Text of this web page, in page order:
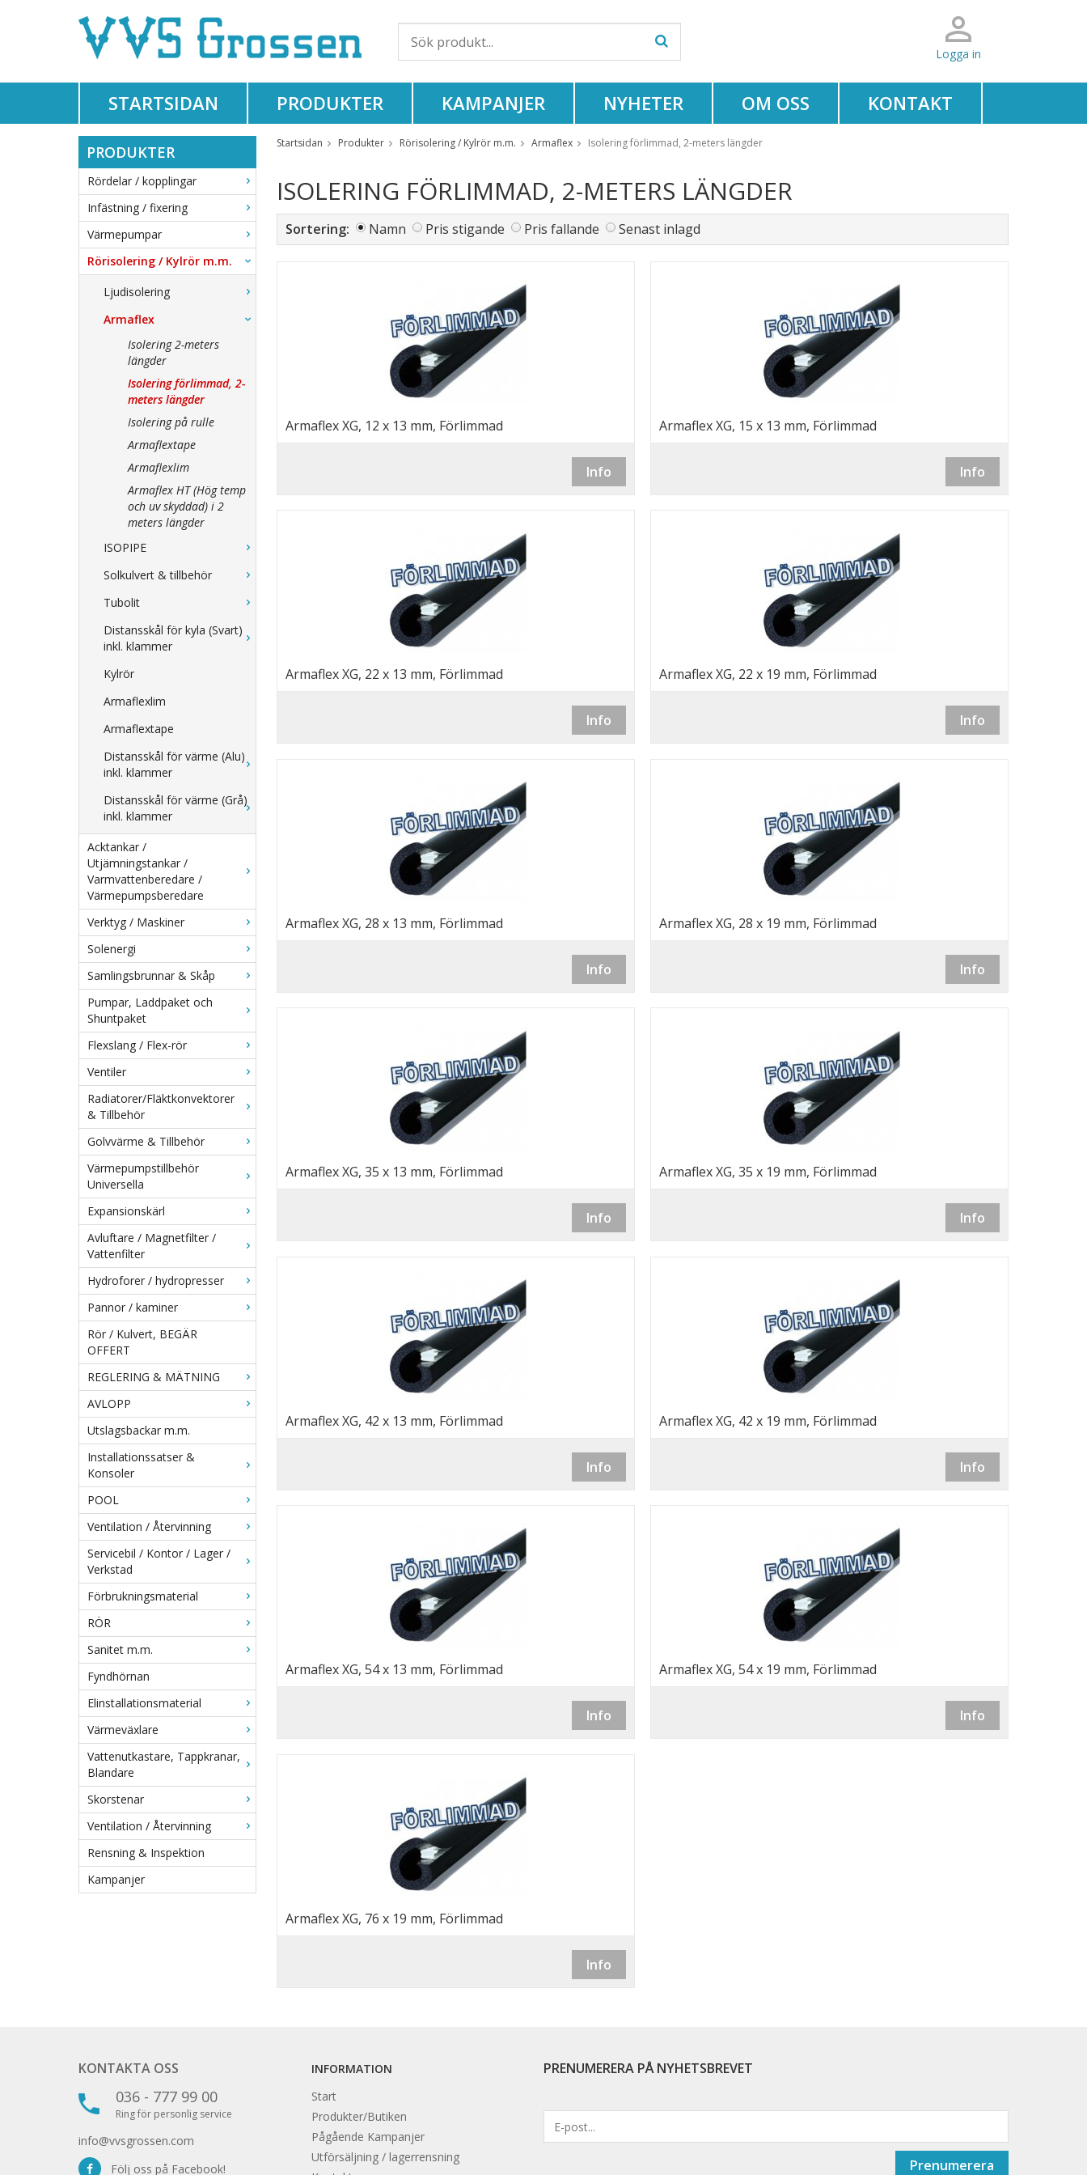
Logga in
STARTSIDAN PRODUKTER KAMPANJER NYHETER OM OSS KONTAKT
PRODUKTER
Rördelar / kopplingar
Infästning / fixering
Värmepumpar
Rörisolering / Kylrör m.m.
Ljudisolering
Armaflex
Isolering 2-meters
längder
Isolering förlimmad, 2-
meters längder
Isolering på rulle
Armaflextape
Armaflexlim
Armaflex HT (Hög temp
och uv skyddad) i 2
meters längder
ISOPIPE
Solkulvert & tillbehör
Tubolit
Distansskål för kyla (Svart)
inkl. klammer
Kylrör
Armaflexlim
Armaflextape
Distansskål för värme (Alu)
inkl. klammer
Distansskål för värme (Grå)
inkl. klammer
Acktankar /
Utjämningstankar /
Varmvattenberedare /
Värmepumpsberedare
Verktyg / Maskiner
Solenergi
Samlingsbrunnar & Skåp
Pumpar, Laddpaket och
Shuntpaket
Flexslang / Flex-rör
Ventiler
Radiatorer/Fläktkonvektorer
& Tillbehör
Golvvärme & Tillbehör
Värmepumpstillbehör
Universella
Expansionskärl
Avluftare / Magnetfilter /
Vattenfilter
Hydroforer / hydropresser
Pannor / kaminer
Rör / Kulvert, BEGÄR
OFFERT
REGLERING & MÄTNING
AVLOPP
Utslagsbackar m.m.
Installationssatser &
Konsoler
POOL
Ventilation / Återvinning
Servicebil / Kontor / Lager /
Verkstad
Förbrukningsmaterial
RÖR
Sanitet m.m.
Fyndhörnan
Elinstallationsmaterial
Värmeväxlare
Vattenutkastare, Tappkranar,
Blandare
Skorstenar
Ventilation / Återvinning
Rensning & Inspektion
Kampanjer
Startsidan Produkter Rörisolering / Kylrör m.m. Armaflex Isolering förlimmad, 2-meters längder
ISOLERING FÖRLIMMAD, 2-METERS LÄNGDER
Sortering: Namn Pris stigande Pris fallande Senast inlagd
Armaflex XG, 12 x 13 mm, Förlimmad
Info
Armaflex XG, 15 x 13 mm, Förlimmad
Info
Armaflex XG, 22 x 13 mm, Förlimmad
Info
Armaflex XG, 22 x 19 mm, Förlimmad
Info
Armaflex XG, 28 x 13 mm, Förlimmad
Info
Armaflex XG, 28 x 19 mm, Förlimmad
Info
Armaflex XG, 35 x 13 mm, Förlimmad
Info
Armaflex XG, 35 x 19 mm, Förlimmad
Info
Armaflex XG, 42 x 13 mm, Förlimmad
Info
Armaflex XG, 42 x 19 mm, Förlimmad
Info
Armaflex XG, 54 x 13 mm, Förlimmad
Info
Armaflex XG, 54 x 19 mm, Förlimmad
Info
Armaflex XG, 76 x 19 mm, Förlimmad
Info
KONTAKTA OSS
036 - 777 99 00
Ring för personlig service
info@vvsgrossen.com
Följ oss på Facebook!
INFORMATION
Start
Produkter/Butiken
Pågående Kampanjer
Utförsäljning / lagerrensning
PRENUMERERA PÅ NYHETSBREVET
Prenumerera